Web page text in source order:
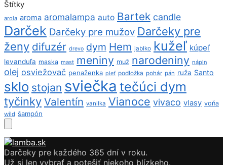
cena
cena
Štítky
arola aroma aromalampa auto Bartek candle
Darček Darčeky pre mužov Darčeky pre
ženy difuzér drevo dym Hem jablko kužeľ kúpeľ
levanduľa maska mast meniny muž narodeniny nápln
olej osviežovač penaženka pleť podložka pohár pán ruža Santo
sklo stojan sviečka tečúci dym
tyčinky Valentín vanilka Vianoce vivaco vlasy voňa
wild šampón
Darčeky pre každého 365 dní v roku.
Už si len vybrať a potešiť niekoho blízkeho.